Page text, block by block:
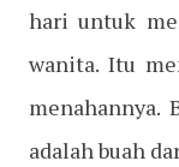
hari untuk
wanita. Itu
menahannya.
adalah buah